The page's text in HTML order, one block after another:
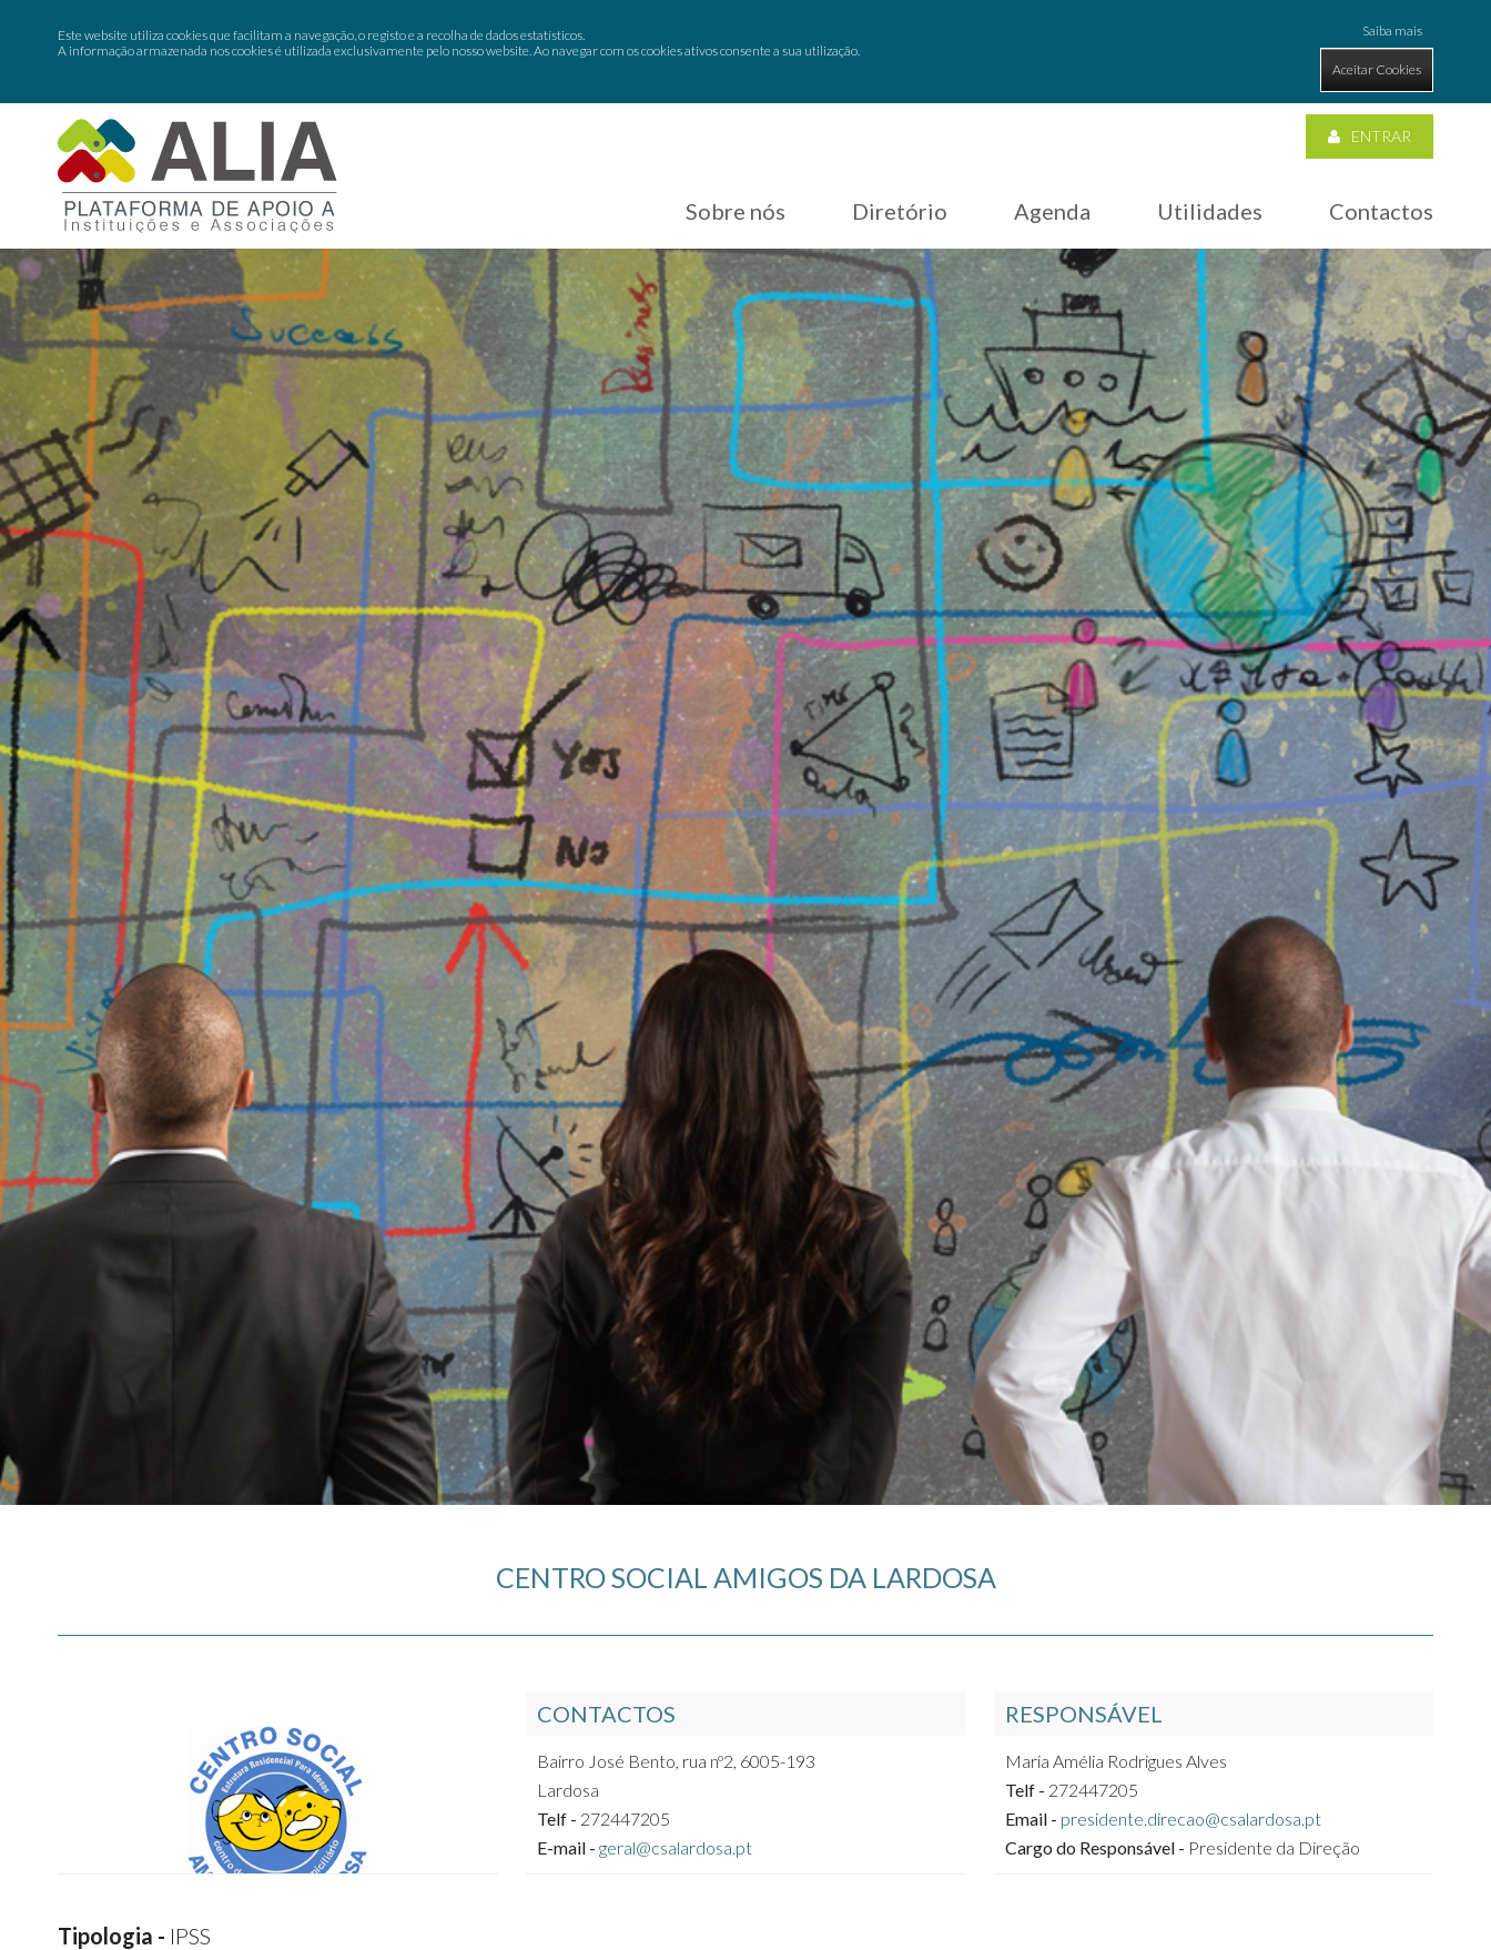
Este website utiliza cookies que facilitam a navegação, o registo e a recolha de dados estatísticos.
A informação armazenada nos cookies é utilizada exclusivamente pelo nosso website. Ao navegar com os cookies ativos consente a sua utilização.
Saiba mais
Aceitar Cookies
ENTRAR
Sobre nós Diretório Agenda Utilidades Contactos
CENTRO SOCIAL AMIGOS DA LARDOSA
CONTACTOS
Bairro José Bento, rua nº2, 6005-193
Lardosa
Telf - 272447205
E-mail -geral@csalardosa.pt
RESPONSÁVEL
Maria Amélia Rodrigues Alves
Telf - 272447205
Email - presidente.direcao@csalardosa.pt
Cargo do Responsável - Presidente da Direção
Tipologia - IPSS